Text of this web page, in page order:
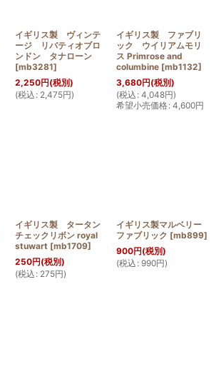
イギリス製 ヴィンテ
ージ リバティオブロ
ンドン タナローン
[mb3281]
2,250円(税別)
(税込 : 2,475円)
イギリス製 ファブリ
ック ウイリアムモリ
ス Primrose and
columbine [mb1132]
3,680円(税別)
(税込 : 4,048円)
希望小売価格: 4,600円
イギリス製 タータン
チェックリボン royal
stuwart [mb1709]
250円(税別)
(税込 : 275円)
イギリス製マルベリー
ファブリック [mb899]
900円(税別)
(税込 : 990円)